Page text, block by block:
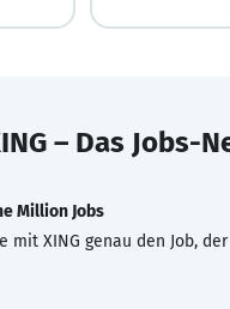
– Das Jobs-
Million Jobs
mit XING genau den Job,